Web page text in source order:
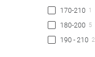
170-210 1
180-200 5
190 - 210 2